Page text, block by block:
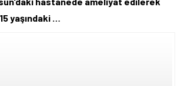
yaşındaki …